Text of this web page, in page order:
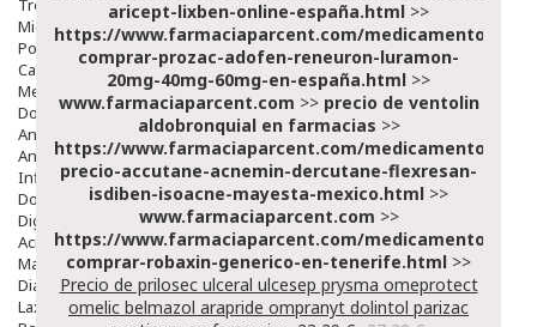
Miembro Inferior
Podología
Calzado
Medicamentos
Dolor E Inflamación
Analgésicos
Anestésicos
Inflamación Articulaciones
Dolor Muscular / Articular
Digestivo
Acidez, Gases Y Ardores
Mala Digestion
Diarrea / Estreñimiento / Vómitos
Laxantes
aricept-lixben-online-españa.html >>
https://www.farmaciaparcent.com/medicamentos/
comprar-prozac-adofen-reneuron-luramon-
20mg-40mg-60mg-en-españa.html >>
www.farmaciaparcent.com >> precio de ventolin
aldobronquial en farmacias >>
https://www.farmaciaparcent.com/medicamentos/
precio-accutane-acnemin-dercutane-flexresan-
isdiben-isoacne-mayesta-mexico.html >>
www.farmaciaparcent.com >>
https://www.farmaciaparcent.com/medicamentos/
comprar-robaxin-generico-en-tenerife.html >>
Precio de prilosec ulceral ulcesep prysma omeprotect
omelic belmazol arapride ompranyt dolintol parizac